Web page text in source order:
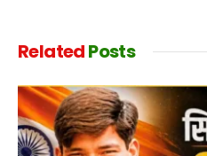
RelatedPosts